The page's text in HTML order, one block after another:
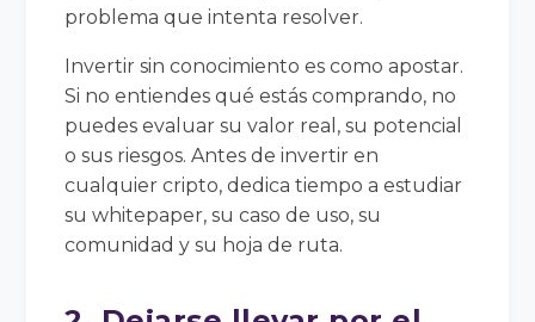
problema que intenta resolver.
Invertir sin conocimiento es como apostar.
Si no entiendes qué estás comprando, no
puedes evaluar su valor real, su potencial
o sus riesgos. Antes de invertir en
cualquier cripto, dedica tiempo a estudiar
su whitepaper, su caso de uso, su
comunidad y su hoja de ruta.